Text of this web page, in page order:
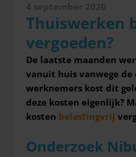
4 september 2020
Thuiswerken
vergoeden?
De laatste maanden
vanuit huis vanwege de
werknemers kost dit
deze kosten eigenlijk?
kosten belastingvrij
Onderzoek